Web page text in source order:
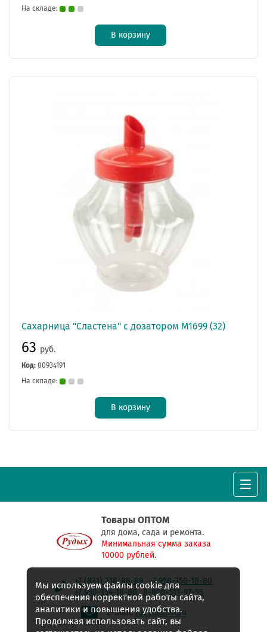
На складе:
В корзину
Сахарница "Сластена" с дозатором М1699 (32)
63 руб.
Код: 00934191
На складе:
В корзину
Товары ОПТОМ
для дома, сада и ремонта.
Минимальная сумма заказа
10000 рублей.
+7 (831) 218-88-89
+7 950-350-18-80
+7 950-354-18-80
8-800-511-97-55
E-mail:rudyh@list.ru
Мы используем файлы cookie для
обеспечения корректной работы сайта,
аналитики и повышения удобства.
Продолжая использовать сайт, вы